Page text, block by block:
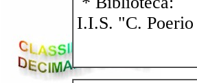
I.I.S. "C.